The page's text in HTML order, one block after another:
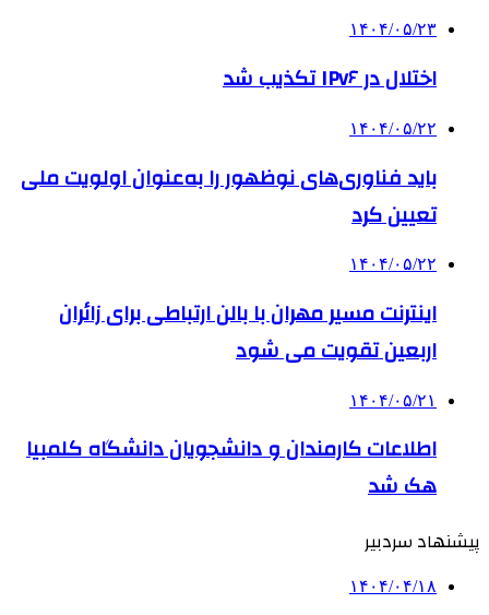
۱۴۰۴/۰۵/۲۳
اختلال در IPv۶ تکذیب شد
۱۴۰۴/۰۵/۲۲
باید فناوری‌های نوظهور را به‌عنوان اولویت ملی
تعیین کرد
۱۴۰۴/۰۵/۲۲
اینترنت مسیر مهران با بالن ارتباطی برای زائران
اربعین تقویت می شود
۱۴۰۴/۰۵/۲۱
اطلاعات کارمندان و دانشجویان دانشگاه کلمبیا
هک شد
پیشنهاد سردبیر
۱۴۰۴/۰۴/۱۸